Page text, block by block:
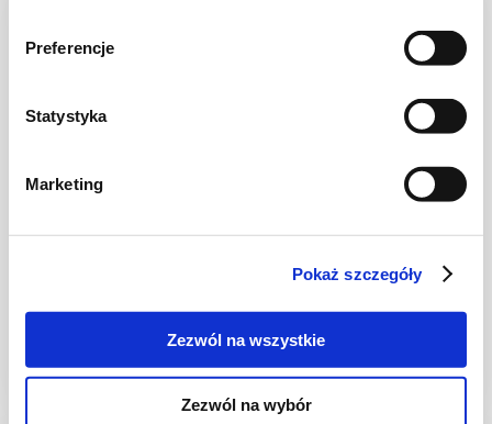
Preferencje
Statystyka
Marketing
Pokaż szczegóły
Zezwól na wszystkie
Zezwól na wybór
Ciasto warstwowe z kremem i malinową
1 dzień 4954 kcal